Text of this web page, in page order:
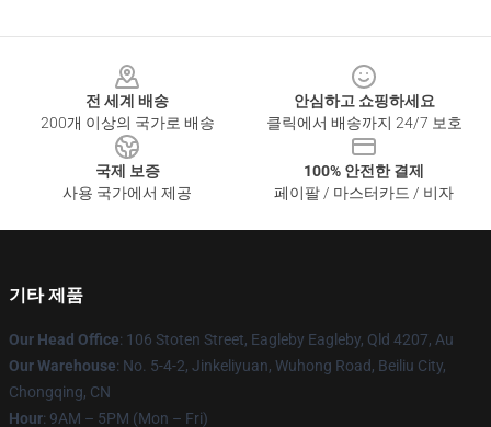
전 세계 배송
200개 이상의 국가로 배송
안심하고 쇼핑하세요
클릭에서 배송까지 24/7 보호
국제 보증
사용 국가에서 제공
100% 안전한 결제
페이팔 / 마스터카드 / 비자
기타 제품
Our Head Office: 106 Stoten Street, Eagleby Eagleby, Qld 4207, Au
Our Warehouse: No. 5-4-2, Jinkeliyuan, Wuhong Road, Beiliu City,
Chongqing, CN
Hour: 9AM – 5PM (Mon – Fri)